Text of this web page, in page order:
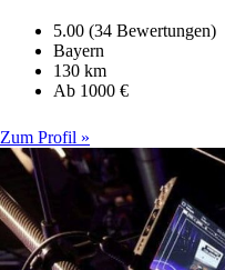
5.00 (34 Bewertungen)
Bayern
130 km
Ab 1000 €
Zum Profil »